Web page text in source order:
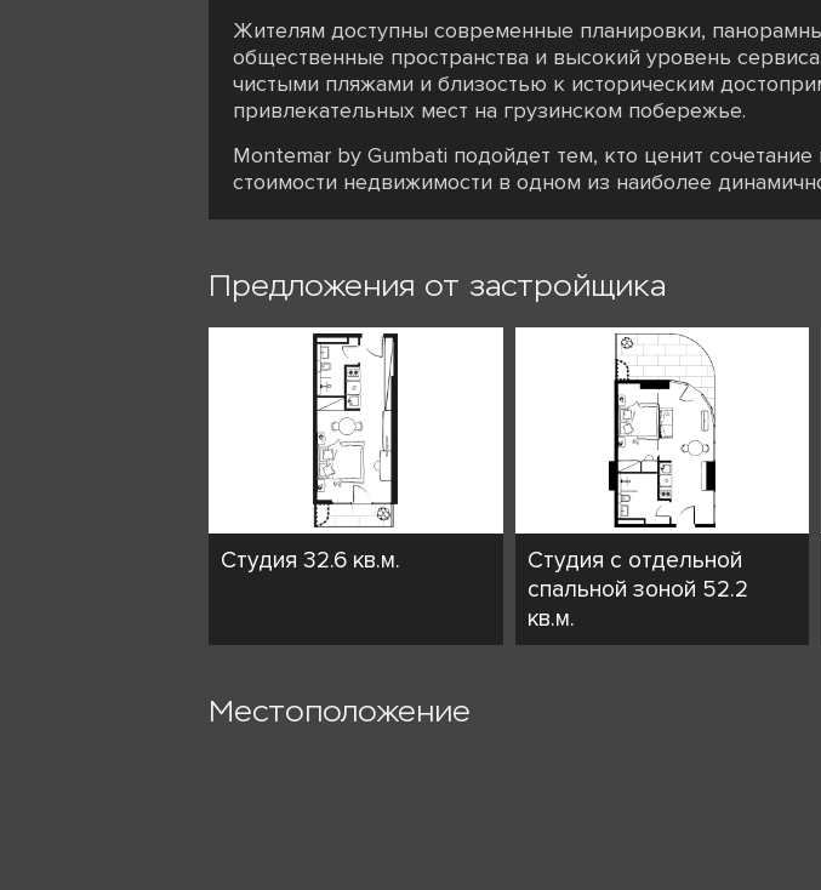
Жителям доступны современные планировки,
общественные пространства и высокий уровень
чистыми пляжами и близостью к историческим
привлекательных мест на грузинском побережье.
Montemar by Gumbati подойдет тем, кто ценит
стоимости недвижимости в одном из наиболее
Предложения от застройщика
Студия 32.6 кв.м.
Студия c отдельной
спальной зоной 52.2
кв.м.
Местоположение